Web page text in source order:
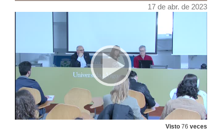
17 de abr. de 2023
Visto 76 veces